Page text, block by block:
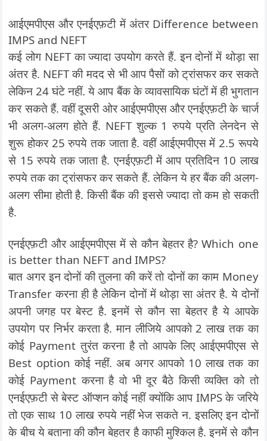
आईएमपीएस और एनईएफ़टी में अंतर Difference between
IMPS and NEFT
कई लोग NEFT का ज्यादा उपयोग करते हैं. इन दोनों में थोड़ा सा
अंतर है. NEFT की मदद से भी आप पैसों को ट्रांसफर कर सकते
लेकिन 24 घंटे नहीं. ये आप बैंक के व्यावसायिक घंटों में ही भुगतान
कर सकते हैं. वहीं दूसरी ओर आईएमपीएस और एनईएफ़टी के चार्ज
भी अलग-अलग होते हैं. NEFT शुल्क 1 रुपये प्रति लेनदेन से
शुरू होकर 25 रुपये तक जाता है. वहीं आईएमपीएस में 2.5 रूपये
से 15 रुपये तक जाता है. एनईएफ़टी में आप प्रतिदिन 10 लाख
रुपये तक का ट्रांसफर कर सकते हैं. लेकिन ये हर बैंक की अलग-
अलग सीमा होती है. किसी बैंक की इससे ज्यादा तो कम हो सकती
है.
एनईएफ़टी और आईएमपीएस में से कौन बेहतर है? Which one
is better than NEFT and IMPS?
बात अगर इन दोनों की तुलना की करें तो दोनों का काम Money
Transfer करना ही है लेकिन दोनों में थोड़ा सा अंतर है. ये दोनों
अपनी जगह पर बेस्ट है. इनमें से कौन सा बेहतर है ये आपके
उपयोग पर निर्भर करता है. मान लीजिये आपको 2 लाख तक का
कोई Payment तुरंत करना है तो आपके लिए आईएमपीएस से
Best option कोई नहीं. अब अगर आपको 10 लाख तक का
कोई Payment करना है वो भी दूर बैठे किसी व्यक्ति को तो
एनईएफ़टी से बेस्ट ऑप्शन कोई नहीं क्योंकि आप IMPS के जरिये
तो एक साथ 10 लाख रुपये नहीं भेज सकते न. इसलिए इन दोनों
के बीच ये बताना की कौन बेहतर है काफी मुश्किल है. इनमें से कौन